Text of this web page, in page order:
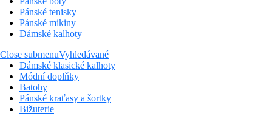
Pánské tenisky
Pánské mikiny
Dámské kalhoty
Close submenuVyhledávané
Dámské klasické kalhoty
Módní doplňky
Batohy
Pánské kraťasy a šortky
Bižuterie